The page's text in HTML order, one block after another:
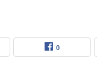
0